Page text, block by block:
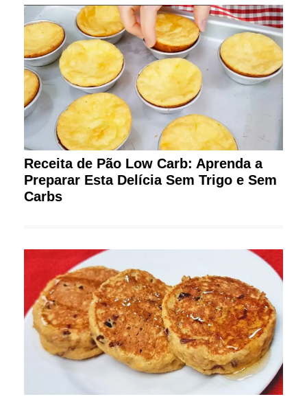
Receita de Pão Low Carb: Aprenda a
Preparar Esta Delícia Sem Trigo e Sem
Carbs